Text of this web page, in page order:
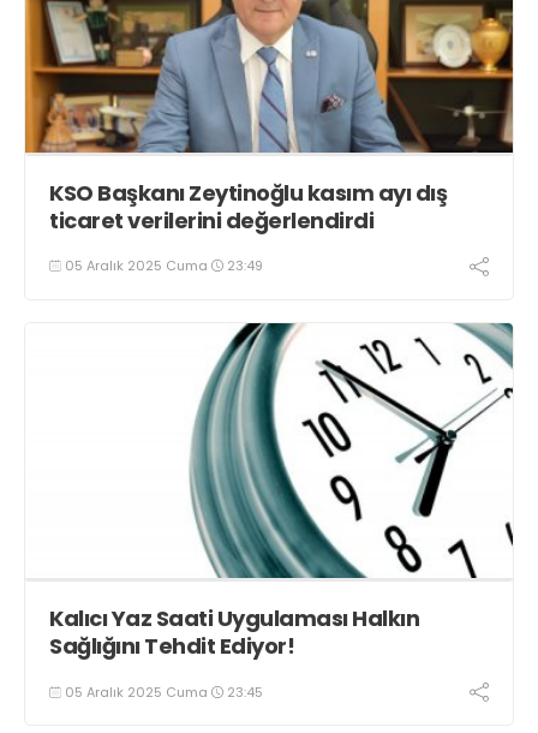
KSO Başkanı Zeytinoğlu kasım ayı dış
ticaret verilerini değerlendirdi
05 Aralık 2025 Cuma 23:49
Kalıcı Yaz Saati Uygulaması Halkın
Sağlığını Tehdit Ediyor!
05 Aralık 2025 Cuma 23:45